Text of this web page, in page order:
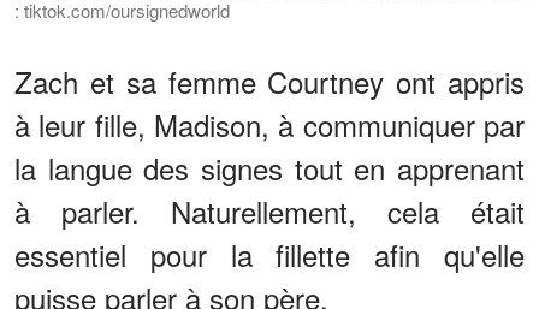
: tiktok.com/oursignedworld
Zach et sa femme Courtney ont appris
à leur fille, Madison, à communiquer par
la langue des signes tout en apprenant
à parler. Naturellement, cela était
essentiel pour la fillette afin qu'elle
puisse parler à son père.